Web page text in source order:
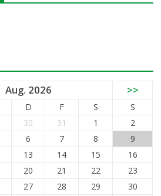
Aug. 2026 >>
D F S
S
30 31 1
2
6 7 8
9
13 14 15
16
20 21 22
23
27 28 29
30